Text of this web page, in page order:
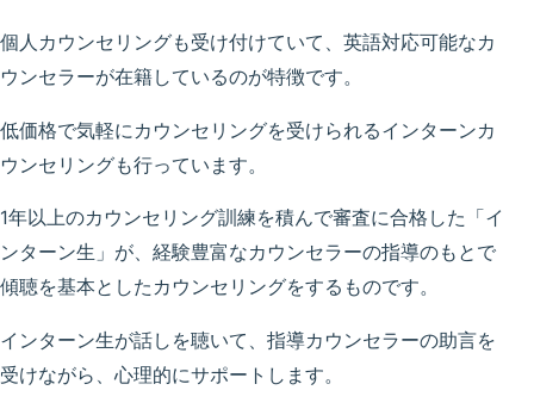
個人カウンセリングも受け付けていて、英語対応可能なカ
ウンセラーが在籍しているのが特徴です。
低価格で気軽にカウンセリングを受けられるインターンカ
ウンセリングも行っています。
1年以上のカウンセリング訓練を積んで審査に合格した「イ
ンターン生」が、経験豊富なカウンセラーの指導のもとで
傾聴を基本としたカウンセリングをするものです。
インターン生が話しを聴いて、指導カウンセラーの助言を
受けながら、心理的にサポートします。